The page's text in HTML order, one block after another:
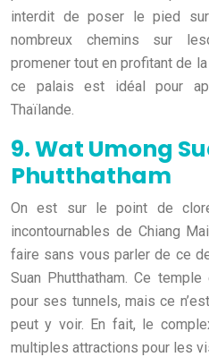
interdit de poser le pied
nombreux chemins sur
promener tout en profitant de
ce palais est idéal pour
Thaïlande.
9. Wat Umong
Phutthatham
On est sur le point de
incontournables de Chiang
faire sans vous parler de ce
Suan Phutthatham. Ce
pour ses tunnels, mais ce
peut y voir. En fait, le
multiples attractions pour les